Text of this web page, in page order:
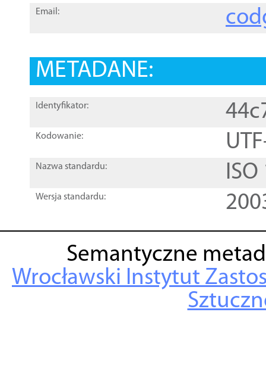
Email:
METADANE:
Identyfikator:
Kodowanie:
Nazwa standardu:
Wersja standardu:
Semantyczne
Wrocławski Instytut